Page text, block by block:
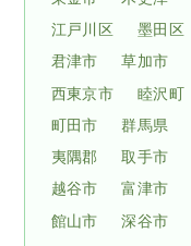
江戸川区
墨田区
君津市
草加市
西東京市
睦沢町
町田市
群馬県
夷隅郡
取手市
越谷市
富津市
館山市
深谷市